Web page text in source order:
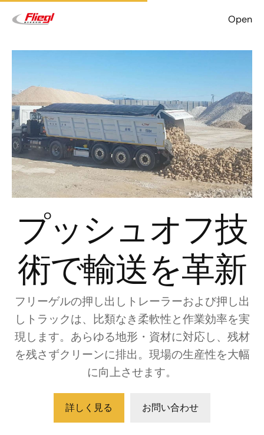
Open
プッシュオフ技
術で輸送を革新
フリーゲルの押し出しトレーラーおよび押し出
しトラックは、比類なき柔軟性と作業効率を実
現します。あらゆる地形・資材に対応し、残材
を残さずクリーンに排出。現場の生産性を大幅
に向上させます。
詳しく見る お問い合わせ